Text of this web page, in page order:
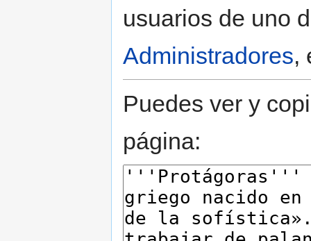
usuarios de uno
Administradores,
Puedes ver y
página: